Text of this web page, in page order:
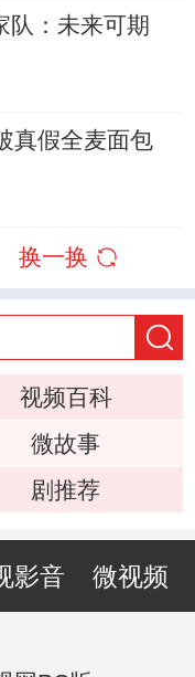
队：未来可期
真假全麦面包
换一换
视频百科
微故事
剧推荐
影音 微视频